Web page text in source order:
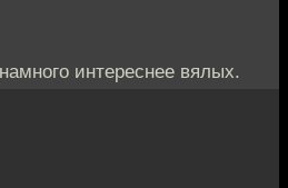
интереснее вялых.